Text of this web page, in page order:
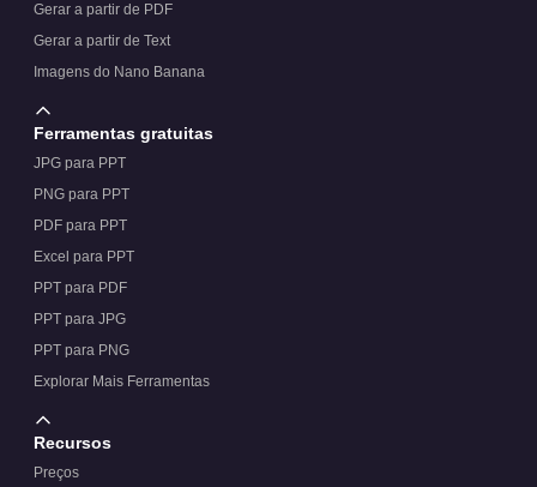
Gerar a partir de PDF
Gerar a partir de Text
Imagens do Nano Banana
Ferramentas gratuitas
JPG para PPT
PNG para PPT
PDF para PPT
Excel para PPT
PPT para PDF
PPT para JPG
PPT para PNG
Explorar Mais Ferramentas
Recursos
Preços